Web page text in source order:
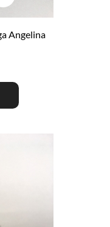
Angelina